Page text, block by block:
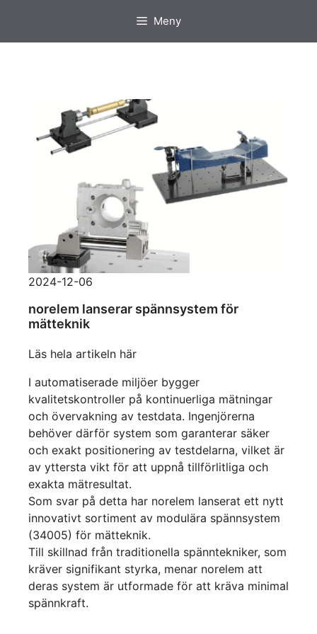
innehåll
Meny
2024-12-06
norelem lanserar spännsystem för
mätteknik
Läs hela artikeln här
I automatiserade miljöer bygger
kvalitetskontroller på kontinuerliga mätningar
och övervakning av testdata. Ingenjörerna
behöver därför system som garanterar säker
och exakt positionering av testdelarna, vilket är
av yttersta vikt för att uppnå tillförlitliga och
exakta mätresultat.
Som svar på detta har norelem lanserat ett nytt
innovativt sortiment av modulära spännsystem
(34005) för mätteknik.
Till skillnad från traditionella spänntekniker, som
kräver signifikant styrka, menar norelem att
deras system är utformade för att kräva minimal
spännkraft.